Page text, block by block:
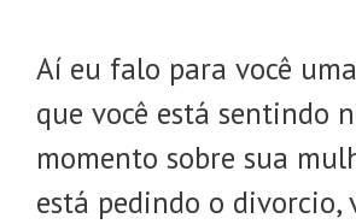
Aí eu falo para você
que você está sentindo
momento sobre sua
está pedindo o divorcio,